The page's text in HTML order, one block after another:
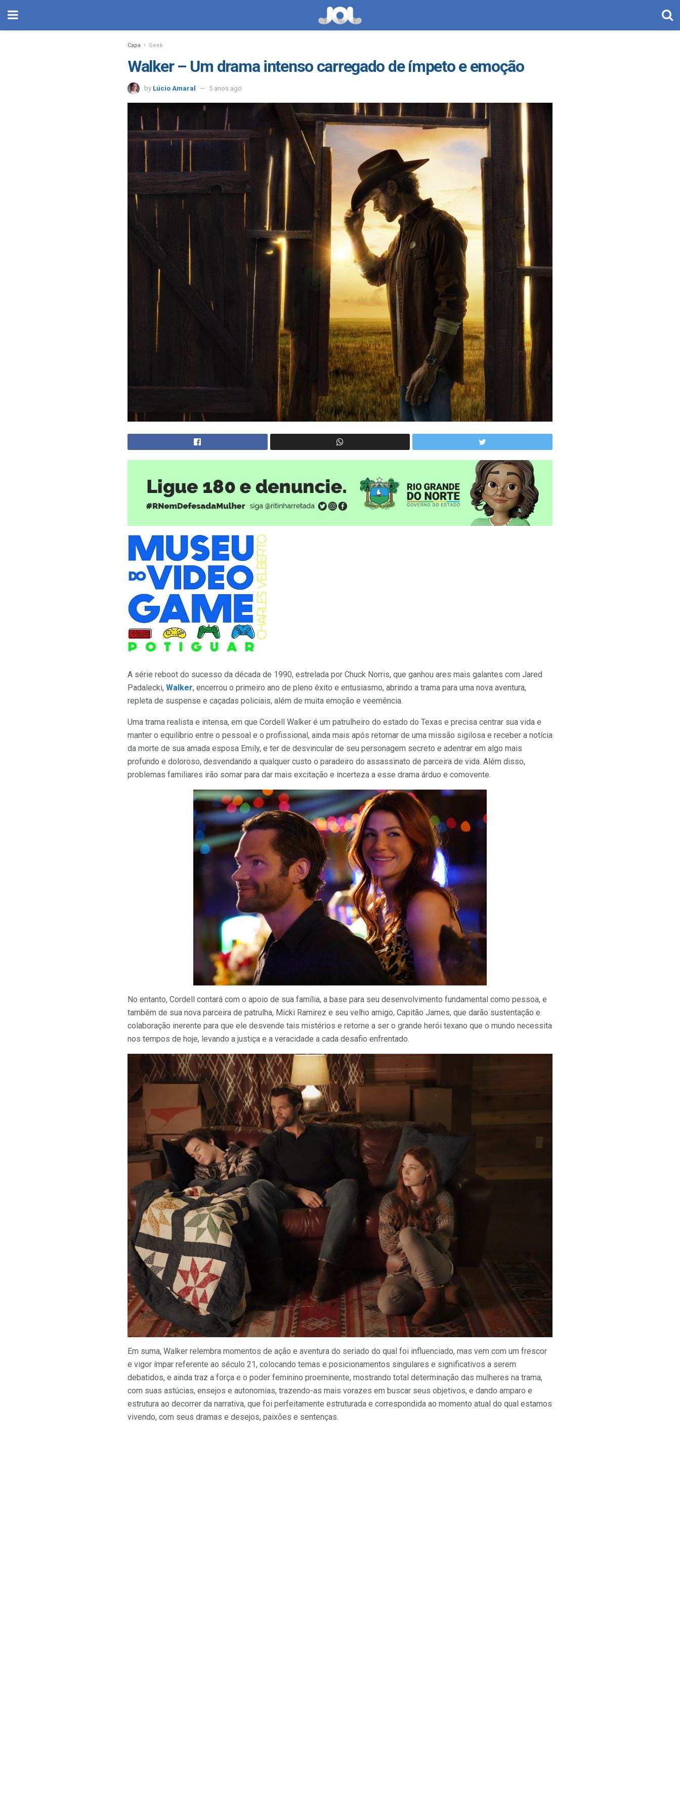
Capa Geek
Walker – Um drama intenso carregado de ímpeto e emoção
by Lúcio Amaral 5 anos ago
A série reboot do sucesso da década de 1990, estrelada por Chuck Norris, que ganhou ares mais galantes com Jared
Padalecki, Walker, encerrou o primeiro ano de pleno êxito e entusiasmo, abrindo a trama para uma nova aventura,
repleta de suspense e caçadas policiais, além de muita emoção e veemência.
Uma trama realista e intensa, em que Cordell Walker é um patrulheiro do estado do Texas e precisa centrar sua vida e
manter o equilíbrio entre o pessoal e o profissional, ainda mais após retornar de uma missão sigilosa e receber a notícia
da morte de sua amada esposa Emily, e ter de desvincular de seu personagem secreto e adentrar em algo mais
profundo e doloroso, desvendando a qualquer custo o paradeiro do assassinato de parceira de vida. Além disso,
problemas familiares irão somar para dar mais excitação e incerteza a esse drama árduo e comovente.
No entanto, Cordell contará com o apoio de sua família, a base para seu desenvolvimento fundamental como pessoa, e
também de sua nova parceira de patrulha, Micki Ramirez e seu velho amigo, Capitão James, que darão sustentação e
colaboração inerente para que ele desvende tais mistérios e retorne a ser o grande herói texano que o mundo necessita
nos tempos de hoje, levando a justiça e a veracidade a cada desafio enfrentado.
Em suma, Walker relembra momentos de ação e aventura do seriado do qual foi influenciado, mas vem com um frescor
e vigor ímpar referente ao século 21, colocando temas e posicionamentos singulares e significativos a serem
debatidos, e ainda traz a força e o poder feminino proeminente, mostrando total determinação das mulheres na trama,
com suas astúcias, ensejos e autonomias, trazendo-as mais vorazes em buscar seus objetivos, e dando amparo e
estrutura ao decorrer da narrativa, que foi perfeitamente estruturada e correspondida ao momento atual do qual estamos
vivendo, com seus dramas e desejos, paixões e sentenças.